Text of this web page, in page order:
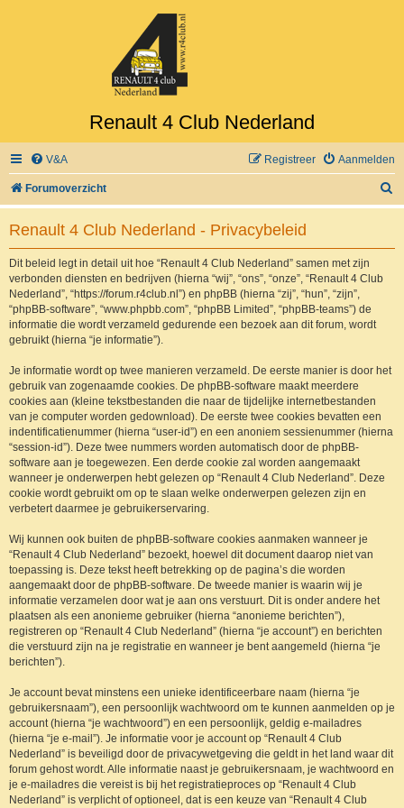
Renault 4 Club Nederland
V&A Aanmelden
Registreer
Forumoverzicht
o
Renault 4 Club Nederland - Privacybeleid
Dit beleid legt in detail uit hoe “Renault 4 Club Nederland” samen met zijn
verbonden diensten en bedrijven (hierna “wij”, “ons”, “onze”, “Renault 4 Club
Nederland”, “https://forum.r4club.nl”) en phpBB (hierna “zij”, “hun”, “zijn”,
“phpBB-software”, “www.phpbb.com”, “phpBB Limited”, “phpBB-teams”) de
informatie die wordt verzameld gedurende een bezoek aan dit forum, wordt
gebruikt (hierna “je informatie”).
Je informatie wordt op twee manieren verzameld. De eerste manier is door het
gebruik van zogenaamde cookies. De phpBB-software maakt meerdere
cookies aan (kleine tekstbestanden die naar de tijdelijke internetbestanden
van je computer worden gedownload). De eerste twee cookies bevatten een
indentificatienummer (hierna “user-id”) en een anoniem sessienummer (hierna
“session-id”). Deze twee nummers worden automatisch door de phpBB-
software aan je toegewezen. Een derde cookie zal worden aangemaakt
wanneer je onderwerpen hebt gelezen op “Renault 4 Club Nederland”. Deze
cookie wordt gebruikt om op te slaan welke onderwerpen gelezen zijn en
verbetert daarmee je gebruikerservaring.
Wij kunnen ook buiten de phpBB-software cookies aanmaken wanneer je
“Renault 4 Club Nederland” bezoekt, hoewel dit document daarop niet van
toepassing is. Deze tekst heeft betrekking op de pagina’s die worden
aangemaakt door de phpBB-software. De tweede manier is waarin wij je
informatie verzamelen door wat je aan ons verstuurt. Dit is onder andere het
plaatsen als een anonieme gebruiker (hierna “anonieme berichten”),
registreren op “Renault 4 Club Nederland” (hierna “je account”) en berichten
die verstuurd zijn na je registratie en wanneer je bent aangemeld (hierna “je
berichten”).
Je account bevat minstens een unieke identificeerbare naam (hierna “je
gebruikersnaam”), een persoonlijk wachtwoord om te kunnen aanmelden op je
account (hierna “je wachtwoord”) en een persoonlijk, geldig e-mailadres
(hierna “je e-mail”). Je informatie voor je account op “Renault 4 Club
Nederland” is beveiligd door de privacywetgeving die geldt in het land waar dit
forum gehost wordt. Alle informatie naast je gebruikersnaam, je wachtwoord en
je e-mailadres die vereist is bij het registratieproces op “Renault 4 Club
Nederland” is verplicht of optioneel, dat is een keuze van “Renault 4 Club